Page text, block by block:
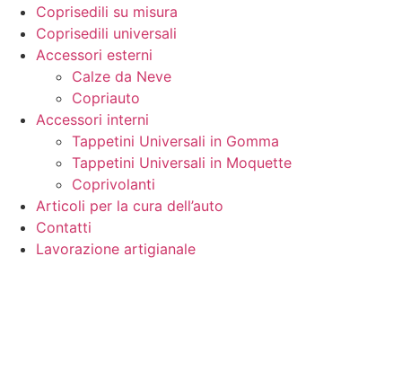
Coprisedili su misura
Coprisedili universali
Accessori esterni
Calze da Neve
Copriauto
Accessori interni
Tappetini Universali in Gomma
Tappetini Universali in Moquette
Coprivolanti
Articoli per la cura dell’auto
Contatti
Lavorazione artigianale